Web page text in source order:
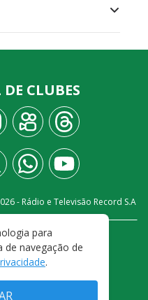
CLUBES
- Rádio e Televisão Record S.A
PRIVACIDADE
DE USO
para
de navegação de
.